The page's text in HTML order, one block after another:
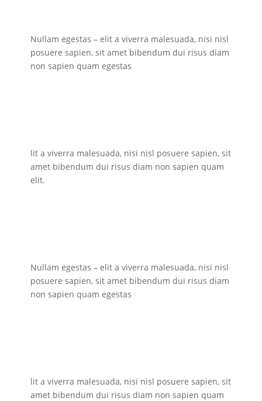
Nullam egestas – elit a viverra malesuada, nisi nisl
posuere sapien, sit amet bibendum dui risus diam
non sapien quam egestas
lit a viverra malesuada, nisi nisl posuere sapien, sit
amet bibendum dui risus diam non sapien quam
elit.
Nullam egestas – elit a viverra malesuada, nisi nisl
posuere sapien, sit amet bibendum dui risus diam
non sapien quam egestas
lit a viverra malesuada, nisi nisl posuere sapien, sit
amet bibendum dui risus diam non sapien quam